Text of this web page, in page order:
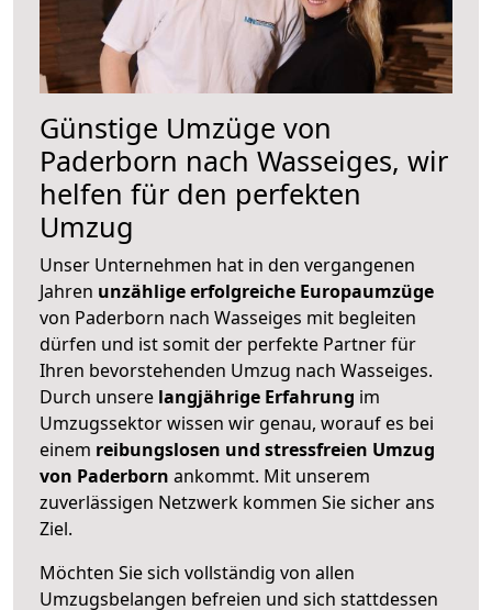
Günstige Umzüge von
Paderborn nach Wasseiges, wir
helfen für den perfekten
Umzug
Unser Unternehmen hat in den vergangenen
Jahren unzählige erfolgreiche Europaumzüge
von Paderborn nach Wasseiges mit begleiten
dürfen und ist somit der perfekte Partner für
Ihren bevorstehenden Umzug nach Wasseiges.
Durch unsere langjährige Erfahrung im
Umzugssektor wissen wir genau, worauf es bei
einem reibungslosen und stressfreien Umzug
von Paderborn ankommt. Mit unserem
zuverlässigen Netzwerk kommen Sie sicher ans
Ziel.
Möchten Sie sich vollständig von allen
Umzugsbelangen befreien und sich stattdessen